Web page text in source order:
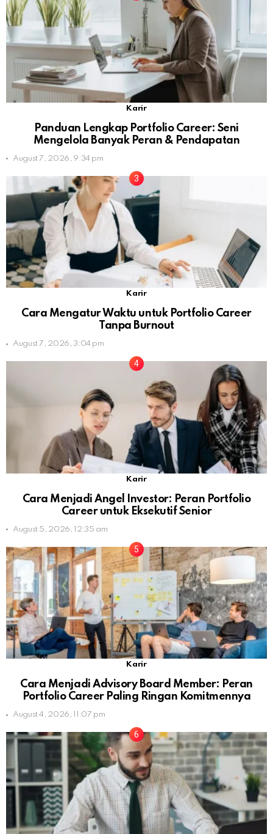
Karir
Panduan Lengkap Portfolio Career: Seni
Mengelola Banyak Peran & Pendapatan
August 7, 2026, 9:34 pm
Karir
Cara Mengatur Waktu untuk Portfolio Career
Tanpa Burnout
August 7, 2026, 3:04 pm
Karir
Cara Menjadi Angel Investor: Peran Portfolio
Career untuk Eksekutif Senior
August 5, 2026, 12:35 am
Karir
Cara Menjadi Advisory Board Member: Peran
Portfolio Career Paling Ringan Komitmennya
August 4, 2026, 11:07 pm